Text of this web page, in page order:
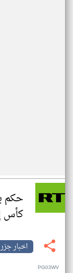
حكم
كأس
اخبار
PG03WV